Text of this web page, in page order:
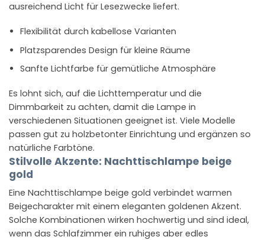
ausreichend Licht für Lesezwecke liefert.
Flexibilität durch kabellose Varianten
Platzsparendes Design für kleine Räume
Sanfte Lichtfarbe für gemütliche Atmosphäre
Es lohnt sich, auf die Lichttemperatur und die
Dimmbarkeit zu achten, damit die Lampe in
verschiedenen Situationen geeignet ist. Viele Modelle
passen gut zu holzbetonter Einrichtung und ergänzen so
natürliche Farbtöne.
Stilvolle Akzente: Nachttischlampe beige
gold
Eine Nachttischlampe beige gold verbindet warmen
Beigecharakter mit einem eleganten goldenen Akzent.
Solche Kombinationen wirken hochwertig und sind ideal,
wenn das Schlafzimmer ein ruhiges aber edles